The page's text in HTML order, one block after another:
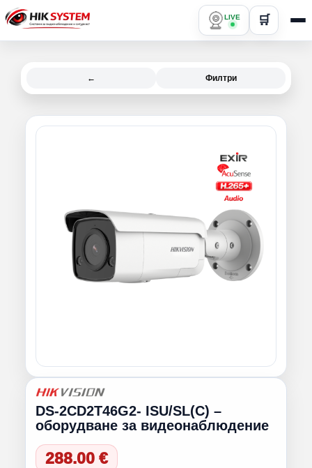
LIVE 🛒
← Филтри
DS-2CD2T46G2- ISU/SL(C) –
оборудване за видеонаблюдение
288.00 €